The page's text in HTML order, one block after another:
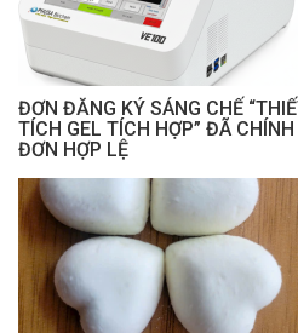
ĐƠN ĐĂNG KÝ SÁNG CHẾ
TÍCH GEL TÍCH HỢP” ĐÃ
ĐƠN HỢP LỆ